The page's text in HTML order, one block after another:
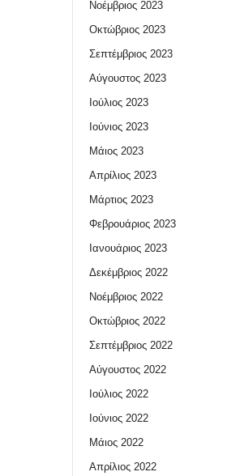
Νοέμβριος 2023
Οκτώβριος 2023
Σεπτέμβριος 2023
Αύγουστος 2023
Ιούλιος 2023
Ιούνιος 2023
Μάιος 2023
Απρίλιος 2023
Μάρτιος 2023
Φεβρουάριος 2023
Ιανουάριος 2023
Δεκέμβριος 2022
Νοέμβριος 2022
Οκτώβριος 2022
Σεπτέμβριος 2022
Αύγουστος 2022
Ιούλιος 2022
Ιούνιος 2022
Μάιος 2022
Απρίλιος 2022